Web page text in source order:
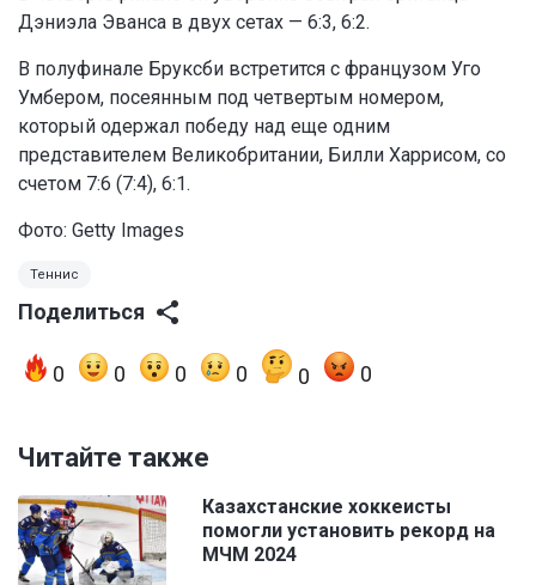
Дэниэла Эванса в двух сетах — 6:3, 6:2.
В полуфинале Бруксби встретится с французом Уго
Умбером, посеянным под четвертым номером,
который одержал победу над еще одним
представителем Великобритании, Билли Харрисом, со
счетом 7:6 (7:4), 6:1.
Фото: Getty Images
Теннис
Поделиться
0 0 0 0 0 0
Читайте также
Казахстанские хоккеисты
помогли установить рекорд на
МЧМ 2024